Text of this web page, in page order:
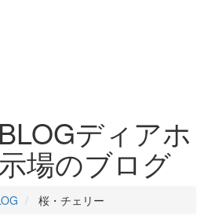
ディアホ
場のブログ
桜・チェリー